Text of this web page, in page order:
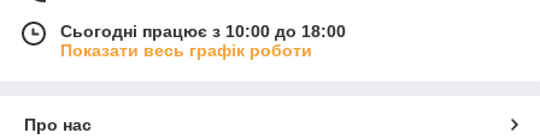
Сьогодні працює з 10:00 до 18:00
Показати весь графік роботи
Про нас